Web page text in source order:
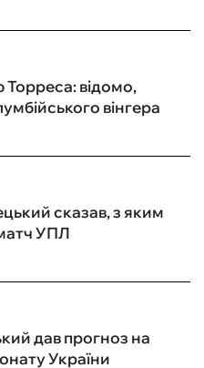
відомо,
вінгера
сказав, з яким
УПЛ
дав прогноз на
України